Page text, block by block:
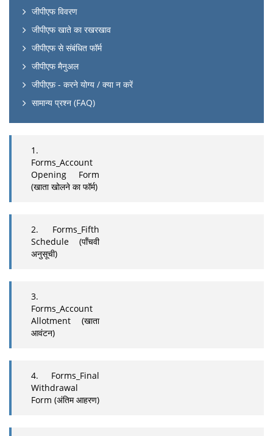
जीपीएफ विवरण
जीपीएफ खाते का रखरखाव
जीपीएफ से संबंधित फॉर्म
जीपीएफ मैनुअल
जीपीएफ़ - करने योग्य / क्या न करें
सामान्य प्रश्न (FAQ)
1.
Forms_Account
Opening Form
(खाता खोलने का फॉर्म)
2. Forms_Fifth
Schedule (पाँचवी
अनुसूची)
3.
Forms_Account
Allotment (खाता
आवंटन)
4. Forms_Final
Withdrawal
Form (अंतिम आहरण)